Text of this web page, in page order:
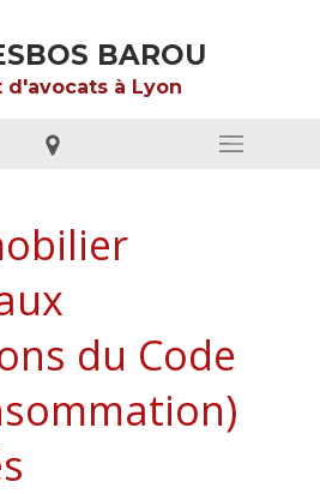
BAROU
d'avocats à Lyon
du Code